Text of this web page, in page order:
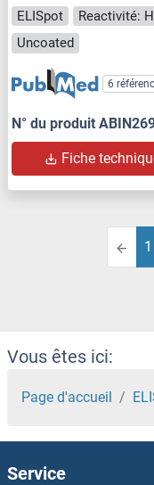
ELISpot Reactivité:
Uncoated
6
N° du produit
Fiche
1
Vous êtes ici:
Page d'accueil
Service